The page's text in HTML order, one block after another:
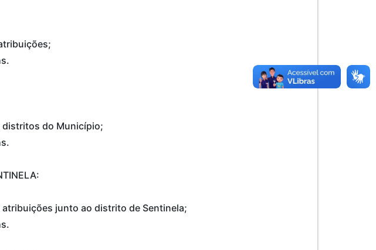
do Município;
junto ao distrito de Sentinela;